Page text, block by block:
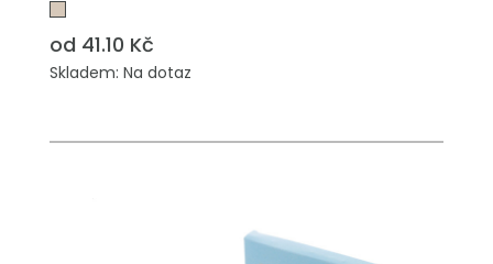
od 41.10 Kč
Skladem: Na dotaz